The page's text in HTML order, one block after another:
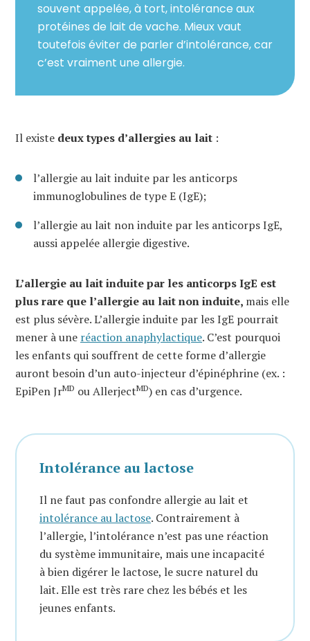
souvent appelée, à tort, intolérance aux
protéines de lait de vache. Mieux vaut
toutefois éviter de parler d’intolérance, car
c’est vraiment une allergie.
Il existe deux types d’allergies au lait :
l’allergie au lait induite par les anticorps
immunoglobulines de type E (IgE);
l’allergie au lait non induite par les anticorps IgE,
aussi appelée allergie digestive.
L’allergie au lait induite par les anticorps IgE est
plus rare que l’allergie au lait non induite, mais elle
est plus sévère. L’allergie induite par les IgE pourrait
mener à une réaction anaphylactique. C’est pourquoi
les enfants qui souffrent de cette forme d’allergie
auront besoin d’un auto-injecteur d’épinéphrine (ex. :
EpiPen JrMD ou AllerjectMD) en cas d’urgence.
Intolérance au lactose
Il ne faut pas confondre allergie au lait et
intolérance au lactose. Contrairement à
l’allergie, l’intolérance n’est pas une réaction
du système immunitaire, mais une incapacité
à bien digérer le lactose, le sucre naturel du
lait. Elle est très rare chez les bébés et les
jeunes enfants.